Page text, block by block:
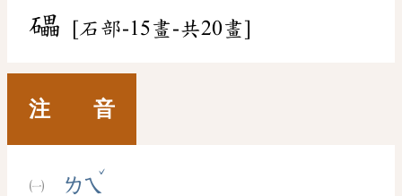
礧 [石部-15畫-共20畫]
注 音
ㄌㄟ
ˇ